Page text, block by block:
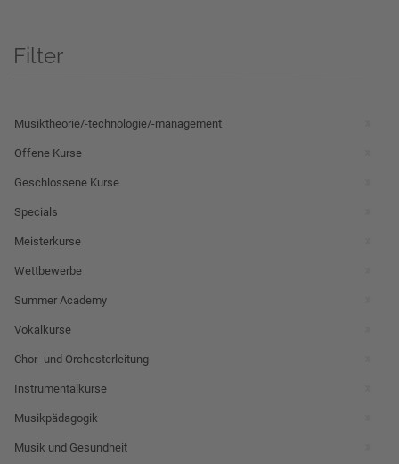
Filter
Musiktheorie/-technologie/-management
Offene Kurse
Geschlossene Kurse
Specials
Meisterkurse
Wettbewerbe
Summer Academy
Vokalkurse
Chor- und Orchesterleitung
Instrumentalkurse
Musikpädagogik
Musik und Gesundheit